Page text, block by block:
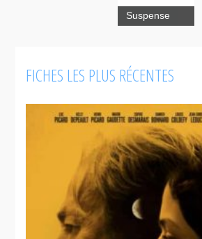
La Marque
Suspense
FICHES LES PLUS RÉCENTES